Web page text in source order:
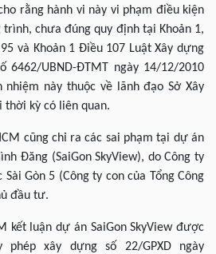
rằng hành vi này vi phạm điều kiện
chưa đúng quy định tại Khoản 1,
và Khoản 1 Điều 107 Luật Xây dựng
6462/UBND-ĐTMT ngày 14/12/2010
nhiệm này thuộc về lãnh đạo Sở Xây
kỳ có liên quan.
cũng chỉ ra các sai phạm tại dự án
Đăng (SaiGon SkyView), do Công ty
Gòn 5 (Công ty con của Tổng Công
đầu tư.
kết luận dự án SaiGon SkyView được
xây dựng số 22/GPXD ngày